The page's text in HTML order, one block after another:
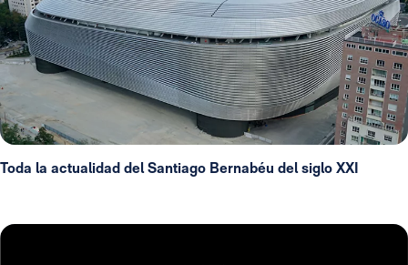
Toda la actualidad del Santiago Bernabéu del siglo XXI